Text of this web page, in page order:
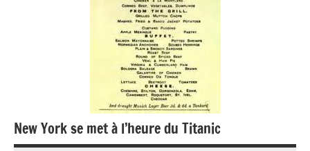
New York se met à l’heure du Titanic